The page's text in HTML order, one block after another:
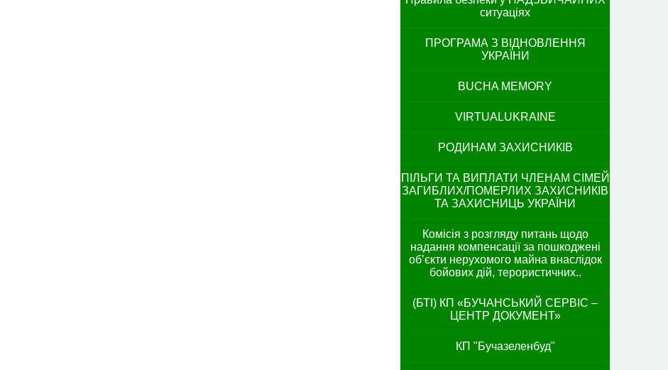
ситуаціях
ПРОГРАМА З ВІДНОВЛЕННЯ
УКРАЇНИ
BUCHA MEMORY
VIRTUALUKRAINE
РОДИНАМ ЗАХИСНИКІВ
ПІЛЬГИ ТА ВИПЛАТИ ЧЛЕНАМ СІМЕЙ
ЗАГИБЛИХ/ПОМЕРЛИХ ЗАХИСНИКІВ
ТА ЗАХИСНИЦЬ УКРАЇНИ
Комісія з розгляду питань щодо
надання компенсації за пошкоджені
об’єкти нерухомого майна внаслідок
бойових дій, терористичних..
(БТІ) КП «БУЧАНСЬКИЙ СЕРВІС –
ЦЕНТР ДОКУМЕНТ»
КП "Бучазеленбуд"